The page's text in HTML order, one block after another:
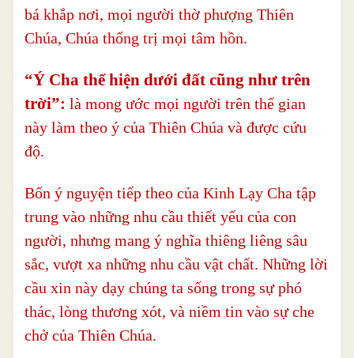
bá khắp nơi, mọi người thờ phượng Thiên
Chúa, Chúa thống trị mọi tâm hồn.
“Ý Cha thể hiện dưới đất cũng như trên
trời”: là mong ước mọi người trên thế gian
này làm theo ý của Thiên Chúa và được cứu
độ.
Bốn ý nguyện tiếp theo của Kinh Lạy Cha tập
trung vào những nhu cầu thiết yếu của con
người, nhưng mang ý nghĩa thiêng liêng sâu
sắc, vượt xa những nhu cầu vật chất. Những lời
cầu xin này dạy chúng ta sống trong sự phó
thác, lòng thương xót, và niềm tin vào sự che
chở của Thiên Chúa.